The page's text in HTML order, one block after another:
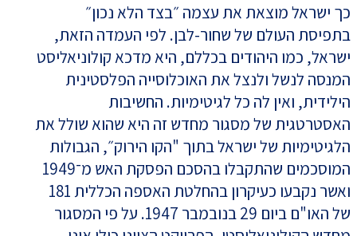
כך ישראל מוצאת את עצמה ״בצד הלא נכון״
בתפיסת העולם של שחור-לבן. לפי העמדה הזאת,
ישראל, כמו היהודים בכללם, היא מדכא קולוניאליסט
המנסה לנשל ולנצל את האוכלוסייה הפלסטינית
הילידית, ואין לה כל לגיטימיות. החשיבות
האסטרטגית של מסגור מחדש זה היא שהוא שולל את
הלגיטימיות של ישראל בתוך "הקו הירוק״, הגבולות
המוסכמים שהתקבלו בהסכם הפסקת האש מ־1949
ואשר נקבעו כעיקרון בהחלטת האספה הכללית 181
של האו"ם ביום 29 בנובמבר 1947. על פי המסגור